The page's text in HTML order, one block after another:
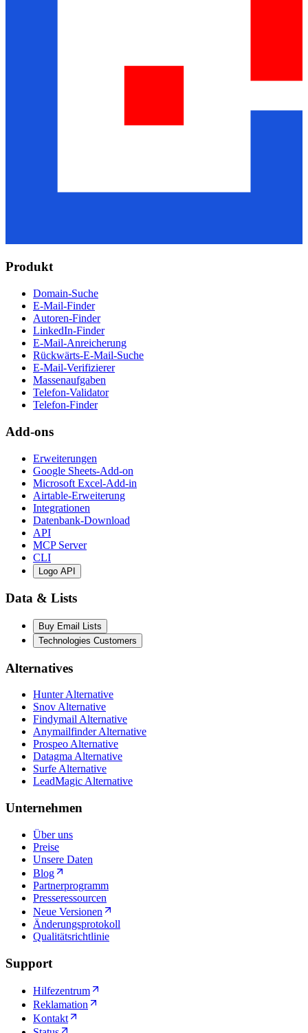
Produkt
Domain-Suche
E-Mail-Finder
Autoren-Finder
LinkedIn-Finder
E-Mail-Anreicherung
Rückwärts-E-Mail-Suche
E-Mail-Verifizierer
Massenaufgaben
Telefon-Validator
Telefon-Finder
Add-ons
Erweiterungen
Google Sheets-Add-on
Microsoft Excel-Add-in
Airtable-Erweiterung
Integrationen
Datenbank-Download
API
MCP Server
CLI
Logo API
Data & Lists
Buy Email Lists
Technologies Customers
Alternatives
Hunter Alternative
Snov Alternative
Findymail Alternative
Anymailfinder Alternative
Prospeo Alternative
Datagma Alternative
Surfe Alternative
LeadMagic Alternative
Unternehmen
Über uns
Preise
Unsere Daten
Blog
Partnerprogramm
Presseressourcen
Neue Versionen
Änderungsprotokoll
Qualitätsrichtlinie
Support
Hilfezentrum
Reklamation
Kontakt